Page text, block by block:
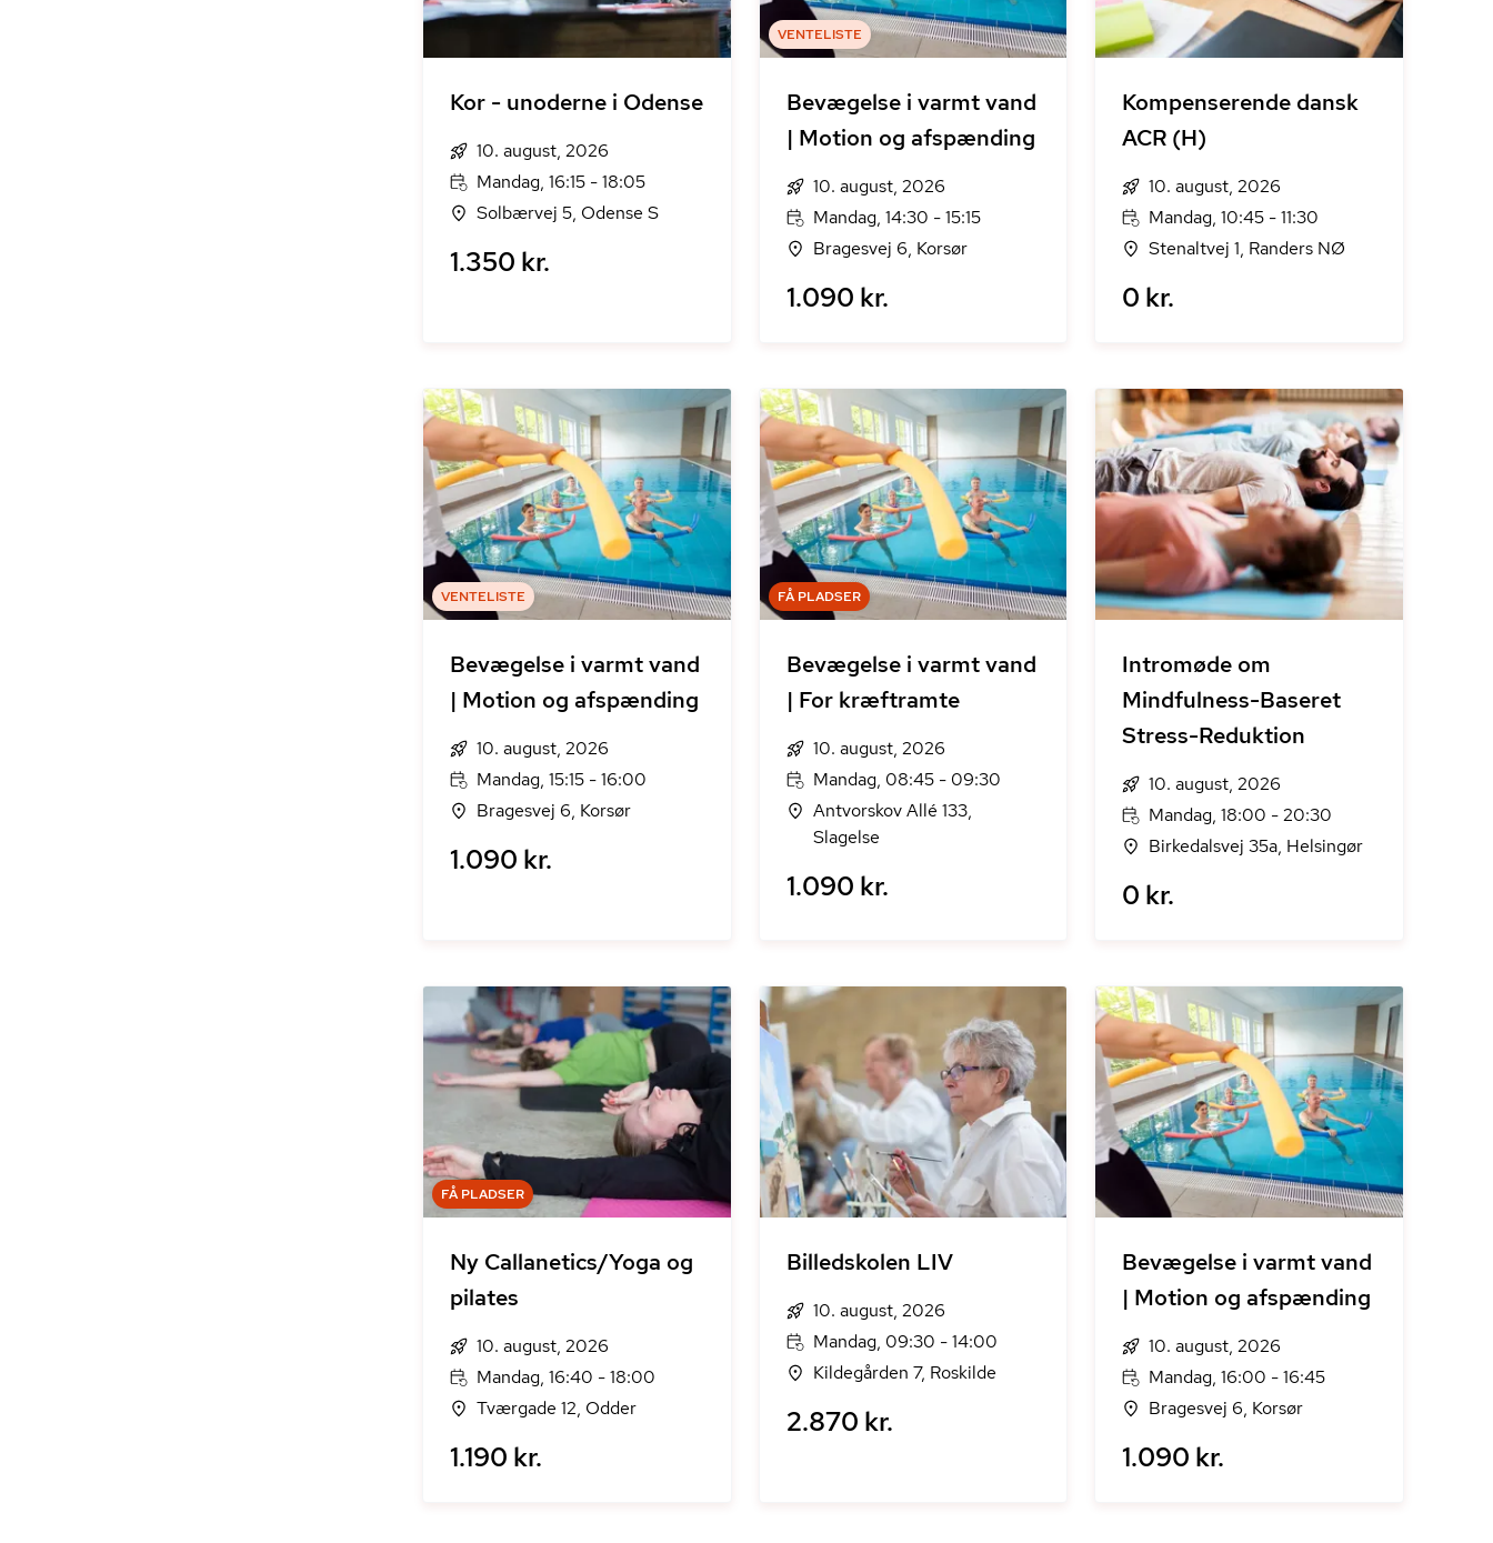
Kor - unoderne i Odense
10. august, 2026
Mandag, 16:15 - 18:05
Solbærvej 5, Odense S
1.350 kr.
VENTELISTE
Bevægelse i varmt vand
| Motion og afspænding
10. august, 2026
Mandag, 14:30 - 15:15
Bragesvej 6, Korsør
1.090 kr.
Kompenserende dansk
ACR (H)
10. august, 2026
Mandag, 10:45 - 11:30
Stenaltvej 1, Randers NØ
0 kr.
VENTELISTE
Bevægelse i varmt vand
| Motion og afspænding
10. august, 2026
Mandag, 15:15 - 16:00
Bragesvej 6, Korsør
1.090 kr.
FÅ PLADSER
Bevægelse i varmt vand
| For kræftramte
10. august, 2026
Mandag, 08:45 - 09:30
Antvorskov Allé 133,
Slagelse
1.090 kr.
Intromøde om
Mindfulness-Baseret
Stress-Reduktion
10. august, 2026
Mandag, 18:00 - 20:30
Birkedalsvej 35a, Helsingør
0 kr.
FÅ PLADSER
Ny Callanetics/Yoga og
pilates
10. august, 2026
Mandag, 16:40 - 18:00
Tværgade 12, Odder
1.190 kr.
Billedskolen LIV
10. august, 2026
Mandag, 09:30 - 14:00
Kildegården 7, Roskilde
2.870 kr.
Bevægelse i varmt vand
| Motion og afspænding
10. august, 2026
Mandag, 16:00 - 16:45
Bragesvej 6, Korsør
1.090 kr.